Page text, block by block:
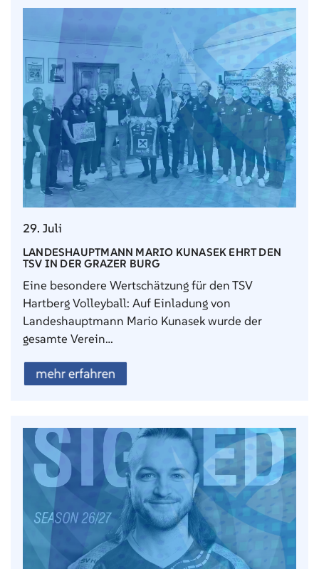
29. Juli
LANDESHAUPTMANN MARIO KUNASEK EHRT DEN
TSV IN DER GRAZER BURG
Eine besondere Wertschätzung für den TSV
Hartberg Volleyball: Auf Einladung von
Landeshauptmann Mario Kunasek wurde der
gesamte Verein…
mehr erfahren